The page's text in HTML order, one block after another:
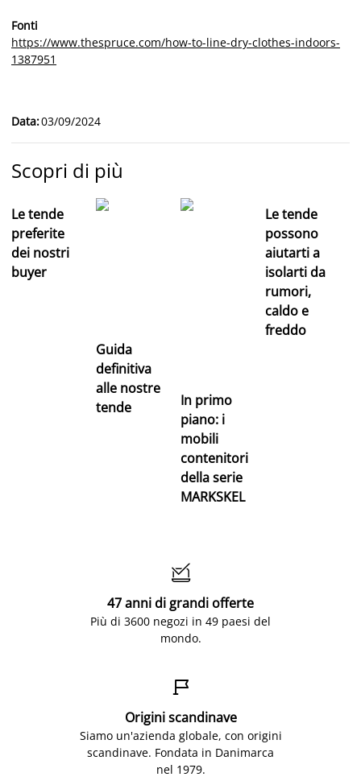
Fonti
https://www.thespruce.com/how-to-line-dry-clothes-indoors-
1387951
Data:03/09/2024
Scopri di più
Le tende
preferite
dei nostri
buyer
Guida
definitiva
alle nostre
tende
In primo
piano: i
mobili
contenitori
della serie
MARKSKEL
Le tende
possono
aiutarti a
isolarti da
rumori,
caldo e
freddo

47 anni di grandi offerte
Più di 3600 negozi in 49 paesi del
mondo.

Origini scandinave
Siamo un'azienda globale, con origini
scandinave. Fondata in Danimarca
nel 1979.